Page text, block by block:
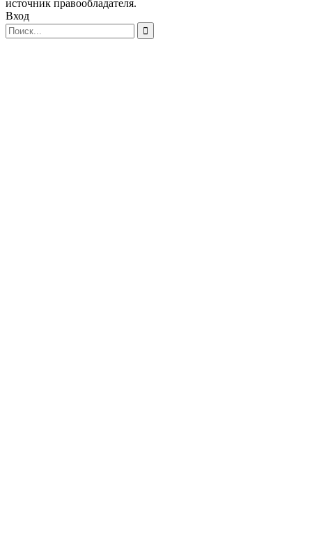
источник правообладателя.
Вход